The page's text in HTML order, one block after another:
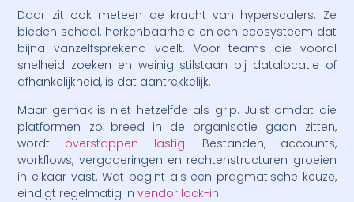
Daar zit ook meteen de kracht van hyperscalers. Ze
bieden schaal, herkenbaarheid en een ecosysteem dat
bijna vanzelfsprekend voelt. Voor teams die vooral
snelheid zoeken en weinig stilstaan bij datalocatie of
afhankelijkheid, is dat aantrekkelijk.
Maar gemak is niet hetzelfde als grip. Juist omdat die
platformen zo breed in de organisatie gaan zitten,
wordt overstappen lastig. Bestanden, accounts,
workflows, vergaderingen en rechtenstructuren groeien
in elkaar vast. Wat begint als een pragmatische keuze,
eindigt regelmatig invendor lock-in.